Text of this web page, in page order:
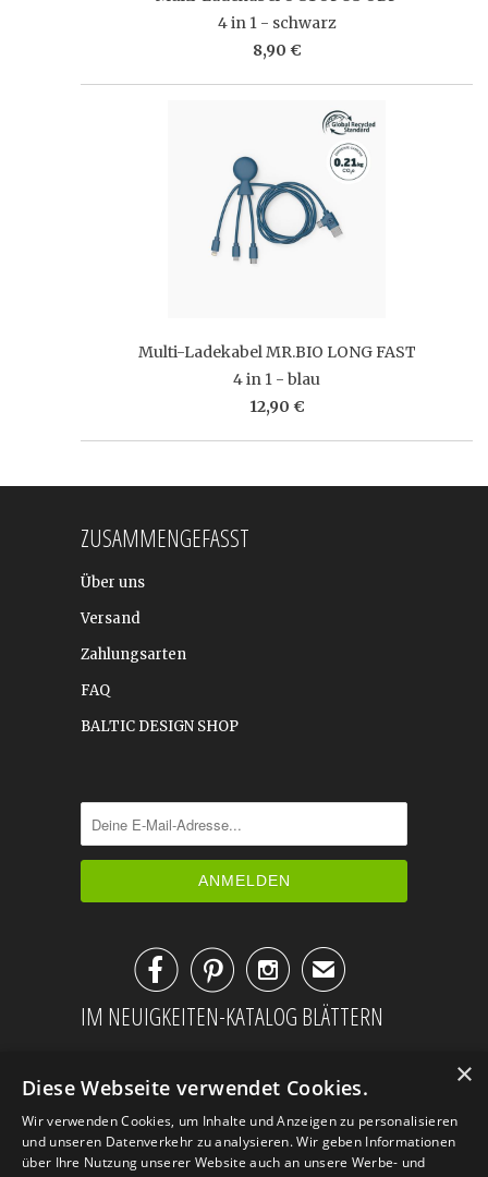
4 in 1 - schwarz
8,90 €
Multi-Ladekabel MR.BIO LONG FAST
4 in 1 - blau
12,90 €
ZUSAMMENGEFASST
Über uns
Versand
Zahlungsarten
FAQ
BALTIC DESIGN SHOP
✉
IM NEUIGKEITEN-KATALOG BLÄTTERN
×
Diese Webseite verwendet Cookies.
Wir verwenden Cookies, um Inhalte und Anzeigen zu personalisieren
und unseren Datenverkehr zu analysieren. Wir geben Informationen
über Ihre Nutzung unserer Website auch an unsere Werbe- und